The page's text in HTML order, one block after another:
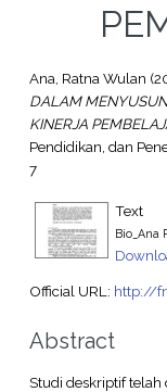
Ana, Ratna Wulan
DALAM
KINERJA
Pendidikan, dan
7
Text
Bio_Ana
Official URL: http://
Abstract
Studi deskriptif telah